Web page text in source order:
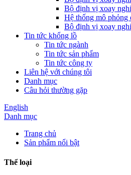
Bộ định vị xoay
Hệ thống mô
Bộ định vị xoay
Tin tức khổng lồ
Tin tức ngành
Tin tức sản phẩm
Tin tức công ty
Liên hệ với chúng tôi
Danh mục
Câu hỏi thường gặp
English
Danh mục
Trang chủ
Sản phẩm nổi bật
Thể loại